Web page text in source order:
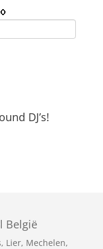
DJ’s!
België
, Lier, Mechelen,